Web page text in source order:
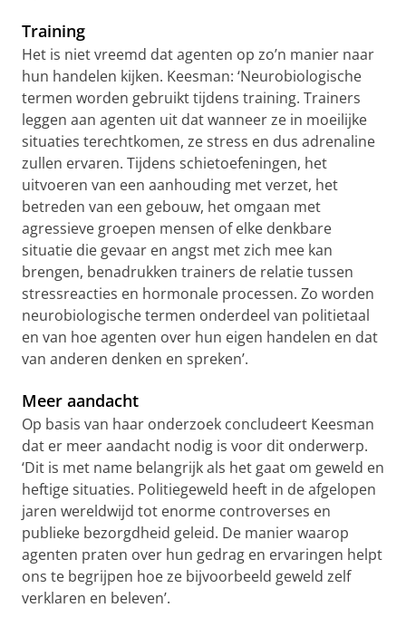
Training
Het is niet vreemd dat agenten op zo’n manier naar
hun handelen kijken. Keesman: ‘Neurobiologische
termen worden gebruikt tijdens training. Trainers
leggen aan agenten uit dat wanneer ze in moeilijke
situaties terechtkomen, ze stress en dus adrenaline
zullen ervaren. Tijdens schietoefeningen, het
uitvoeren van een aanhouding met verzet, het
betreden van een gebouw, het omgaan met
agressieve groepen mensen of elke denkbare
situatie die gevaar en angst met zich mee kan
brengen, benadrukken trainers de relatie tussen
stressreacties en hormonale processen. Zo worden
neurobiologische termen onderdeel van politietaal
en van hoe agenten over hun eigen handelen en dat
van anderen denken en spreken’.
Meer aandacht
Op basis van haar onderzoek concludeert Keesman
dat er meer aandacht nodig is voor dit onderwerp.
‘Dit is met name belangrijk als het gaat om geweld en
heftige situaties. Politiegeweld heeft in de afgelopen
jaren wereldwijd tot enorme controverses en
publieke bezorgdheid geleid. De manier waarop
agenten praten over hun gedrag en ervaringen helpt
ons te begrijpen hoe ze bijvoorbeeld geweld zelf
verklaren en beleven’.